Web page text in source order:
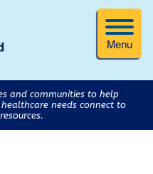
Menu
and communities to help
needs connect to